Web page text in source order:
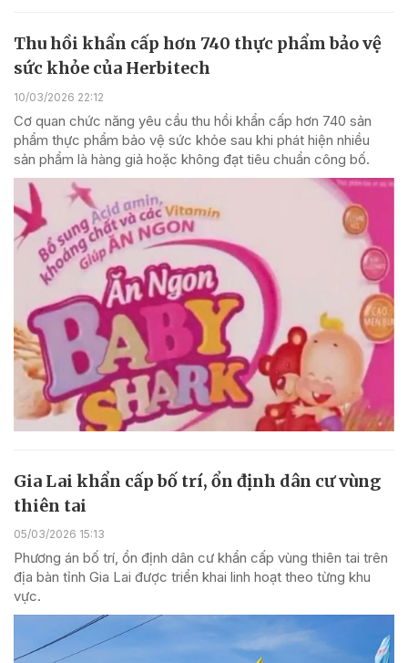
Thu hồi khẩn cấp hơn 740 thực phẩm bảo vệ
sức khỏe của Herbitech
10/03/2026 22:12
Cơ quan chức năng yêu cầu thu hồi khẩn cấp hơn 740 sản
phẩm thực phẩm bảo vệ sức khỏe sau khi phát hiện nhiều
sản phẩm là hàng giả hoặc không đạt tiêu chuẩn công bố.
Gia Lai khẩn cấp bố trí, ổn định dân cư vùng
thiên tai
05/03/2026 15:13
Phương án bố trí, ổn định dân cư khẩn cấp vùng thiên tai trên
địa bàn tỉnh Gia Lai được triển khai linh hoạt theo từng khu
vực.